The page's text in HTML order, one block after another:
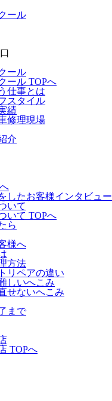
ール
ール
ール TOPへ
仕事とは
スタイル
績
修理現場
介
したお客様インタビュー
いて
いて TOPへ
ら
様へ
方法
リペアの違い
しいへこみ
せないへこみ
まで
TOPへ